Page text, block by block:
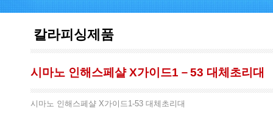
칼라피싱제품
시마노 인해스페샬 X가이드1－53 대체초리대
시마노 인해스페샬 X가이드1-53 대체초리대